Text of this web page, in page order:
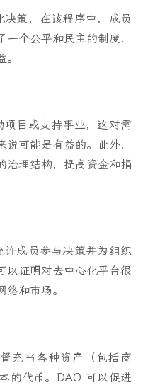
策，在该程序中，成员
个公平和民主的制度，
目或支持事业，这对需
可能是有益的。此外，
治理结构，提高资金和捐
成员参与决策并为组织
以证明对去中心化平台很
和市场。
充当各种资产（包括商
的代币。DAO 可以促进